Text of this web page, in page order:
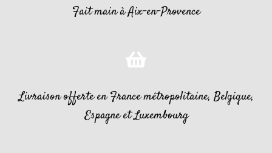
Fait main à Aix-en-Provence
Livraison offerte en France métropolitaine, Belgique,
Espagne et Luxembourg